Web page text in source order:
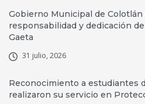
Gobierno Municipal de
responsabilidad y dedicación
Gaeta
31 julio, 2026
Reconocimiento a estudiantes
realizaron su servicio en